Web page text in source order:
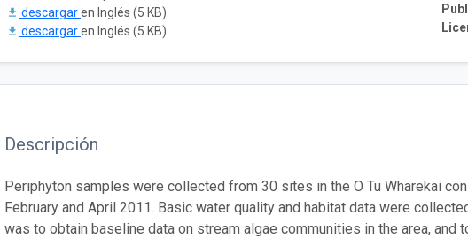
descargaren Inglés (5 KB)
descargaren Inglés (5 KB)
Descripción
Periphyton samples were collected from 30 sites in the O Tu Wharekai
February and April 2011. Basic water quality and habitat data were
was to obtain baseline data on stream algae communities in the area,